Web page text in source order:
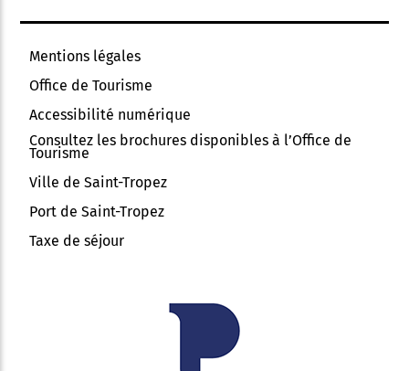
Mentions légales
Office de Tourisme
Accessibilité numérique
Consultez les brochures disponibles à l’Office de
Tourisme
Ville de Saint-Tropez
Port de Saint-Tropez
Taxe de séjour